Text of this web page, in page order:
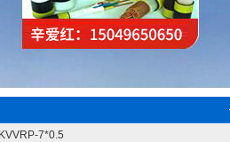
7*0.5